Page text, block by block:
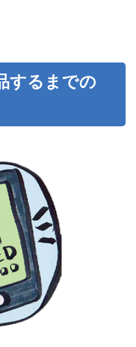
するまでの